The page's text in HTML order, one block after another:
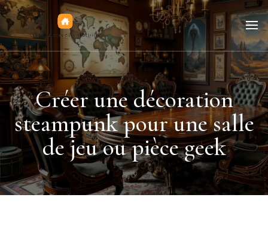
Jeux de figurines
Créer une décoration
steampunk pour une salle
de jeu ou pièce geek